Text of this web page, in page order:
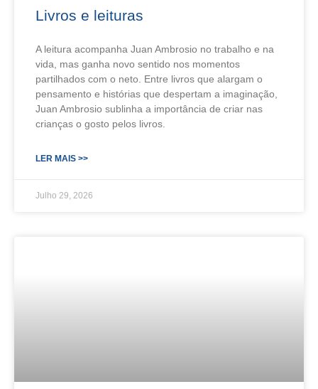
Livros e leituras
A leitura acompanha Juan Ambrosio no trabalho e na
vida, mas ganha novo sentido nos momentos
partilhados com o neto. Entre livros que alargam o
pensamento e histórias que despertam a imaginação,
Juan Ambrosio sublinha a importância de criar nas
crianças o gosto pelos livros.
LER MAIS >>
Julho 29, 2026